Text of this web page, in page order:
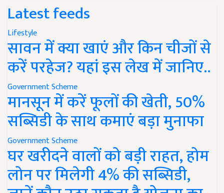
Latest feeds
Lifestyle
सावन में क्या खाएं और किन चीजों से
करें परहेज? यहां इस लेख में जानिए..
Government Scheme
मानसून में करें फूलों की खेती, 50%
सब्सिडी के साथ कमाएं बड़ा मुनाफा
Government Scheme
घर खरीदने वालों को बड़ी राहत, होम
लोन पर मिलेगी 4% की सब्सिडी,